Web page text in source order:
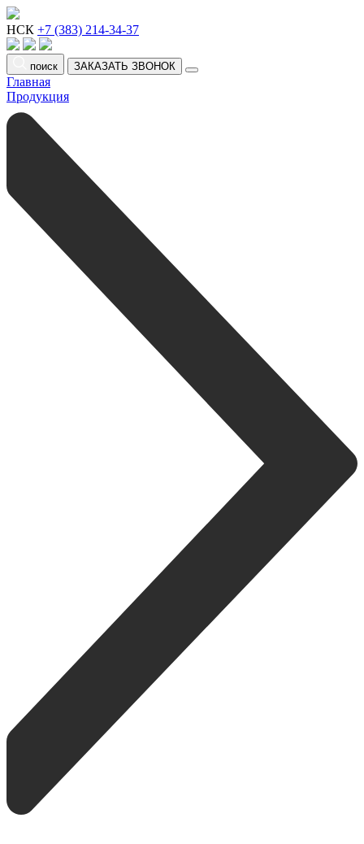
НСК +7 (383) 214-34-37
поиск ЗАКАЗАТЬ ЗВОНОК
Главная
Продукция